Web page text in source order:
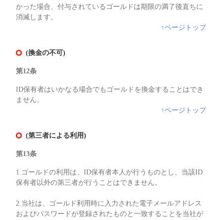
かった場合、付与されているゴールドは期限の満了後直ちに
消滅します。
↑ページトップ
(換金の不可)
第12条
ID保有者はいかなる場合でもゴールドを換金することはでき
ません。
↑ページトップ
(第三者による利用)
第13条
1.ゴールドの利用は、ID保有者本人が行うものとし、当該ID
保有者以外の第三者が行うことはできません。
2.当社は、ゴールド利用時に入力された電子メールアドレス
およびパスワードが登録されたものと一致することを当社が